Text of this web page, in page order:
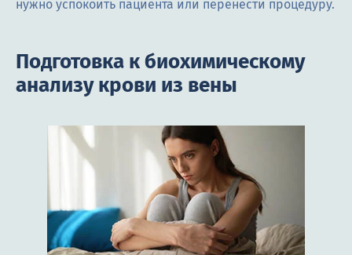
нужно успокоить пациента или перенести процедуру.
Подготовка к биохимическому
анализу крови из вены